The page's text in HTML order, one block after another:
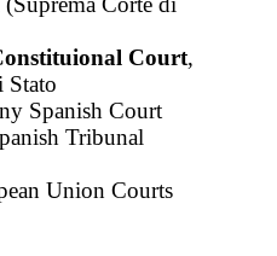
Court,
Spanish Court
Tribunal
Union Courts